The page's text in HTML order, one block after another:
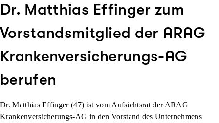
Dr. Matthias Effinger zum
Vorstandsmitglied der ARAG
Krankenversicherungs-AG
berufen
Dr. Matthias Effinger (47) ist vom Aufsichtsrat der ARAG
Krankenversicherungs-AG in den Vorstand des Unternehmens